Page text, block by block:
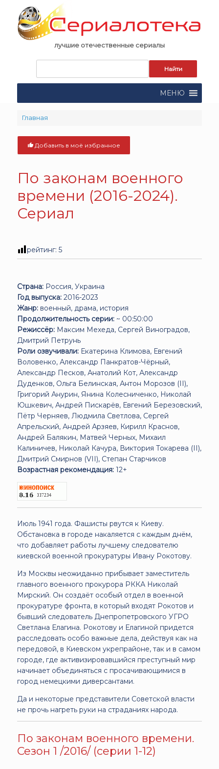
content
лучшие отечественные сериалы
поиска:
МЕНЮ
Главная
Добавить в моё избранное
По законам военного
времени (2016-2024).
Сериал
рейтинг: 5
Страна: Россия, Украина
Год выпуска: 2016-2023
Жанр: военный, драма, история
Продолжительность серии: ~ 00:50:00
Режиссёр: Максим Мехеда, Сергей Виноградов,
Дмитрий Петрунь
Роли озвучивали: Екатерина Климова, Евгений
Воловенко, Александр Панкратов-Чёрный,
Александр Песков, Анатолий Кот, Александр
Дуденков, Ольга Белинская, Антон Морозов (II),
Григорий Анурин, Янина Колесниченко, Николай
Юшкевич, Андрей Пискарёв, Евгений Березовский,
Пётр Черняев, Людмила Светлова, Сергей
Апрельский, Андрей Арзяев, Кирилл Краснов,
Андрей Балякин, Матвей Черных, Михаил
Калиничев, Николай Качура, Виктория Токарева (II),
Дмитрий Смирнов (VII), Степан Старчиков
Возрастная рекомендация: 12+
Июль 1941 года. Фашисты рвутся к Киеву.
Обстановка в городе накаляется с каждым днём,
что добавляет работы лучшему следователю
киевской военной прокуратуры Ивану Рокотову.
Из Москвы неожиданно прибывает заместитель
главного военного прокурора РККА Николай
Мирский. Он создаёт особый отдел в военной
прокуратуре фронта, в который входят Рокотов и
бывший следователь Днепропетровского УГРО
Светлана Елагина. Рокотову и Елагиной придется
расследовать особо важные дела, действуя как на
передовой, в Киевском укрепрайоне, так и в самом
городе, где активизировавшийся преступный мир
начинает объединяться с просачивающимися в
город немецкими диверсантами.
Да и некоторые представители Советской власти
не прочь нагреть руки на страданиях народа.
По законам военного времени.
Сезон 1 /2016/ (серии 1-12)